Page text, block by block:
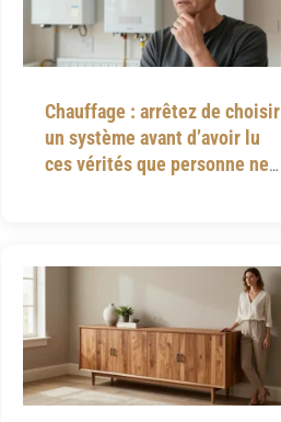
Chauffage : arrêtez de choisir
un système avant d’avoir lu
ces vérités que personne ne